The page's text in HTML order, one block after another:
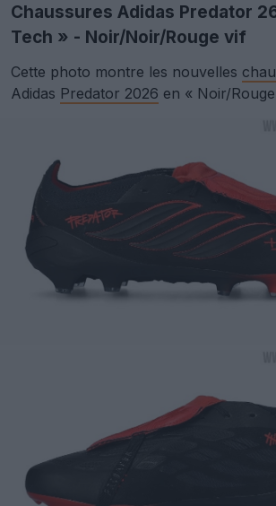
Chaussures Adidas Predator
Tech » - Noir/Noir/Rouge vif
Cette photo montre les nouvelles
Adidas Predator 2026 en « Noir/